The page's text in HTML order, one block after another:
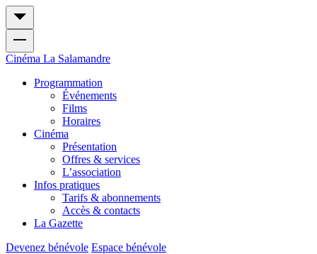
Cinéma La Salamandre
Programmation
Événements
Films
Horaires
Cinéma
Présentation
Offres & services
L’association
Infos pratiques
Tarifs & abonnements
Accès & contacts
La Gazette
Devenez bénévole Espace bénévole